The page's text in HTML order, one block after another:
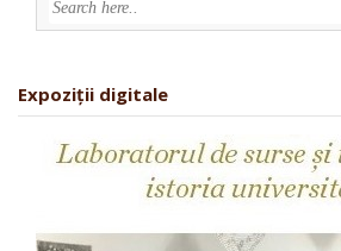
Expoziții digitale